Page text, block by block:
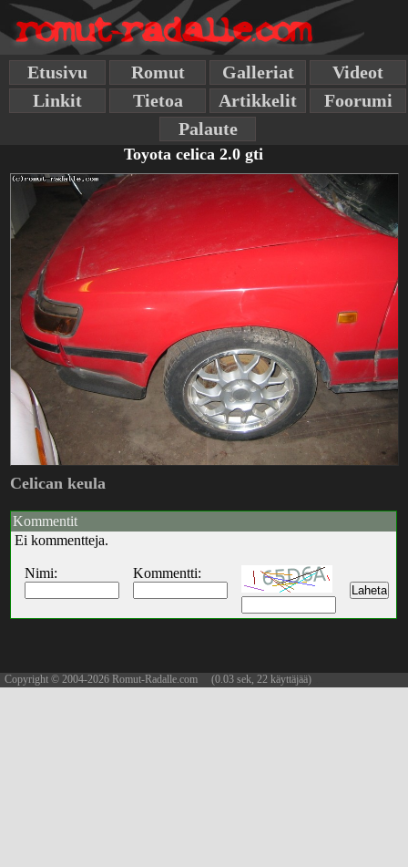
Etusivu Romut Galleriat
Videot
Linkit
Tietoa Artikkelit
Foorumi
Palaute
Toyota celica 2.0 gti
Celican keula
Kommentit
Ei kommentteja.
Nimi: Kommentti:
Copyright © 2004-2026 Romut-Radalle.com (0.03 sek, 22 käyttäjää)